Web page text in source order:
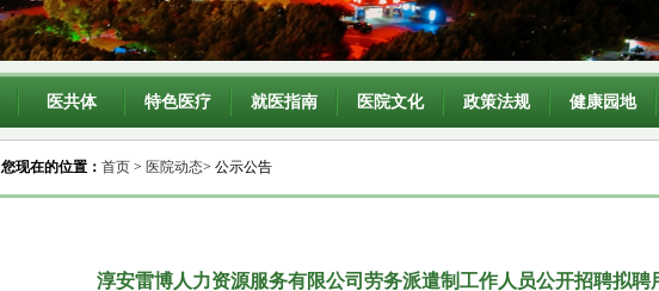
医共体 特色医疗 就医指南 医院文化 政策法规 健康园地
您现在的位置： 首页 > 医院动态> 公示公告
淳安雷博人力资源服务有限公司劳务派遣制工作人员公开招聘拟聘